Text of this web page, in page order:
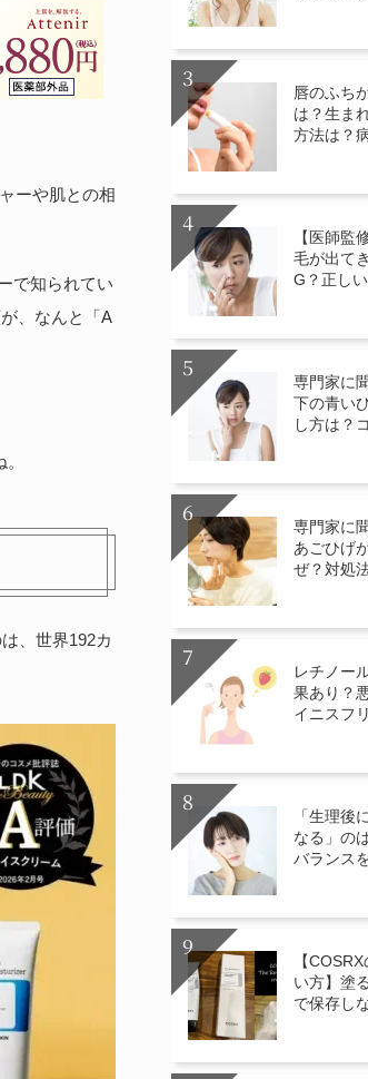
ーや肌との相
で知られてい
、なんと「A
、世界192カ
唇のふち
は？生ま
方法は？
【医師監
毛が出て
G？正し
専門家に
下の青い
し方は？
専門家に
あごひげ
ぜ？対処
レチノー
果あり？
イニスフ
「生理後
なる」の
バランス
【
い方】塗
で保存し